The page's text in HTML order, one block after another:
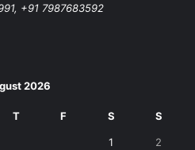
+91 7987683592
2026
T F S S
1 2